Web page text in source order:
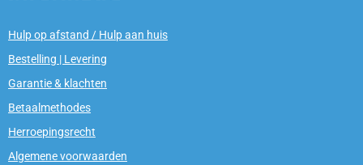
Hulp op afstand / Hulp aan huis
Bestelling | Levering
Garantie & klachten
Betaalmethodes
Herroepingsrecht
Algemene voorwaarden